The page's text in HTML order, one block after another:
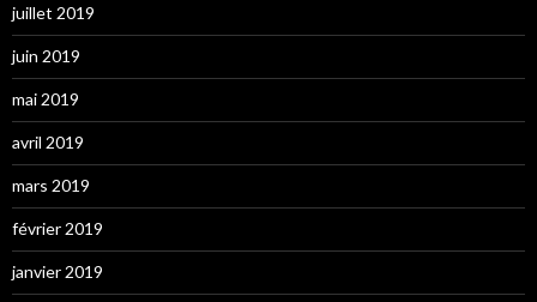
juillet 2019
juin 2019
mai 2019
avril 2019
mars 2019
février 2019
janvier 2019